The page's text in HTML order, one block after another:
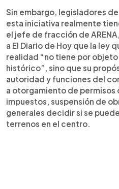
Sin embargo, legisladores
esta iniciativa realmente
el jefe de fracción de
a El Diario de Hoy que la ley
realidad “no tiene por
histórico”, sino que su
autoridad y funciones del
a otorgamiento de
impuestos, suspensión de
generales decidir si se
terrenos en el centro.